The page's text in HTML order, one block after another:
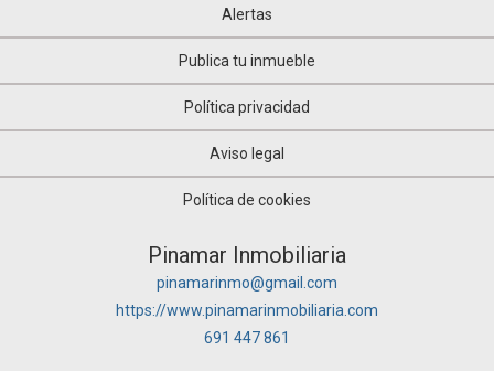
Alertas
Publica tu inmueble
Política privacidad
Aviso legal
Política de cookies
Pinamar Inmobiliaria
pinamarinmo@gmail.com
https://www.pinamarinmobiliaria.com
691 447 861